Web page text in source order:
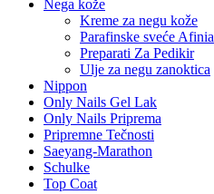
Nega kože
Kreme za negu kože
Parafinske sveće Afinia
Preparati Za Pedikir
Ulje za negu zanoktica
Nippon
Only Nails Gel Lak
Only Nails Priprema
Pripremne Tečnosti
Saeyang-Marathon
Schulke
Top Coat